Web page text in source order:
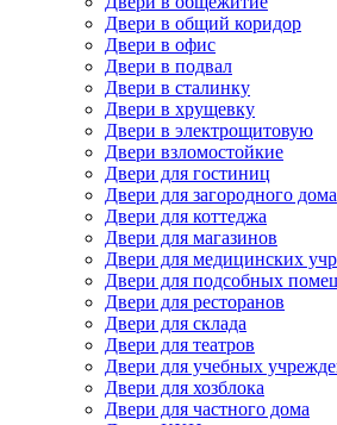
Двери в общий коридор
Двери в офис
Двери в подвал
Двери в сталинку
Двери в хрущевку
Двери в электрощитовую
Двери взломостойкие
Двери для гостиниц
Двери для загородного дома
Двери для коттеджа
Двери для магазинов
Двери для медицинских
Двери для подсобных
Двери для ресторанов
Двери для склада
Двери для театров
Двери для учебных
Двери для хозблока
Двери для частного дома